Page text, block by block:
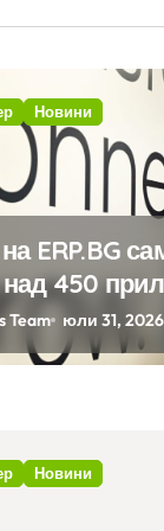
Новини
ERP.BG
450
с
нея
Team юли 31, 2026
Новини